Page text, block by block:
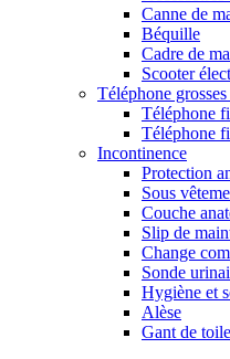
Canne de
Béquille
Cadre de
Scooter
Téléphone
Téléphone
Téléphone
Incontinence
Protection
Sous
Couche
Slip de
Change
Sonde
Hygiène et
Alèse
Gant de